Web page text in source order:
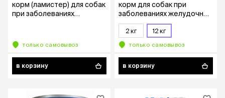
корм (ламистер) для собак
при заболеваниях
только самовывоз
в корзину
корм для собак при
заболеваниях желудочно-
кишечного тракта, 12 кг
2 кг 12 кг
только самовывоз
в корзину